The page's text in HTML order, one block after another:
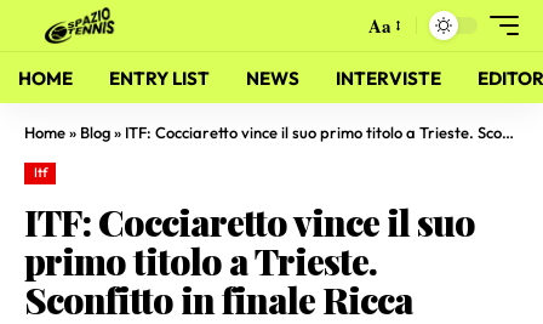
Aa
HOME ENTRY LIST NEWS INTERVISTE
Home» Blog» ITF: Cocciaretto vince il suo primo titolo a Trieste. Sconfitto in finale Ricca
Itf
ITF: Cocciaretto vince il suo
primo titolo a Trieste.
Sconfitto in finale Ricca